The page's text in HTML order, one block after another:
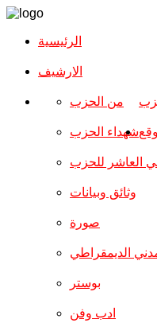
الرئيسية
الارشیف
من الحزب
شهداء الحزب
العاشر للحزب
وثائق وبيانات
صورة
الديمقراطي
بوستر
ادب وفن